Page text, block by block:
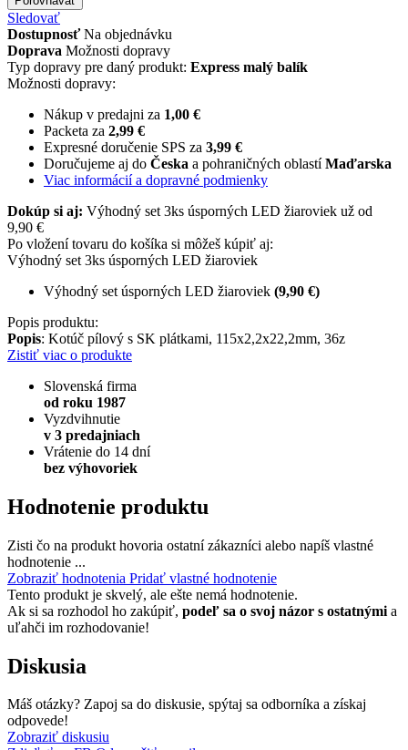
Sledovať
Dostupnosť Na objednávku
Doprava Možnosti dopravy
Typ dopravy pre daný produkt: Express malý balík
Možnosti dopravy:
Nákup v predajni za 1,00 €
Packeta za 2,99 €
Expresné doručenie SPS za 3,99 €
Doručujeme aj do Česka a pohraničných oblastíMaďarska
Viac informácií a dopravné podmienky
Dokúp si aj: Výhodný set 3ks úsporných LED žiaroviek už od
9,90 €
Po vložení tovaru do košíka si môžeš kúpiť aj:
Výhodný set 3ks úsporných LED žiaroviek
Výhodný set úsporných LED žiaroviek (9,90 €)
Popis produktu:
Popis: Kotúč pílový s SK plátkami, 115x2,2x22,2mm, 36z
Zistiť viac o produkte
Slovenská firma
od roku 1987
Vyzdvihnutie
v 3 predajniach
Vrátenie do 14 dní
bez výhovoriek
Hodnotenie produktu
Zisti čo na produkt hovoria ostatní zákazníci alebo napíš vlastné
hodnotenie ...
Zobraziť hodnotenia Pridať vlastné hodnotenie
Tento produkt je skvelý, ale ešte nemá hodnotenie.
Ak si sa rozhodol ho zakúpiť, podeľ sa o svoj názor s ostatnými a
uľahči im rozhodovanie!
Diskusia
Máš otázky? Zapoj sa do diskusie, spýtaj sa odborníka a získaj
odpovede!
Zobraziť diskusiu